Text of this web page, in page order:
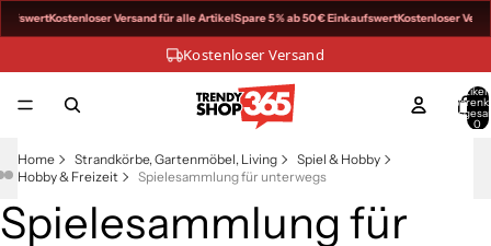
Kostenloser Versand für alle ArtikelSpare 5 % ab 50 € EinkaufswertKostenloser
Kostenloser Versand
Artikel
0
Home Strandkörbe, Gartenmöbel, Living
Spiel & Hobby
Hobby & Freizeit
Spielesammlung für unterwegs
Bild
im
Bild
im
Bild
im
Spielesammlung für